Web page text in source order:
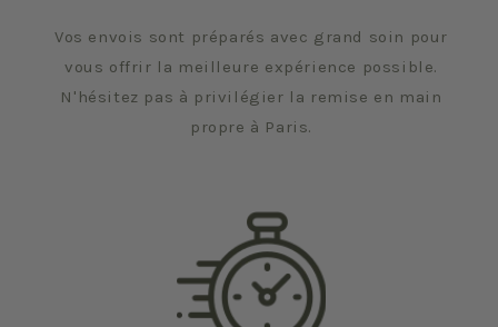
Vos envois sont préparés avec grand soin pour
vous offrir la meilleure expérience possible.
N'hésitez pas à privilégier la remise en main
propre à Paris.